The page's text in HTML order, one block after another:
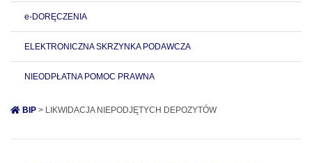
e-DORĘCZENIA
ELEKTRONICZNA SKRZYNKA PODAWCZA
NIEODPŁATNA POMOC PRAWNA
BIP > LIKWIDACJA NIEPODJĘTYCH DEPOZYTÓW